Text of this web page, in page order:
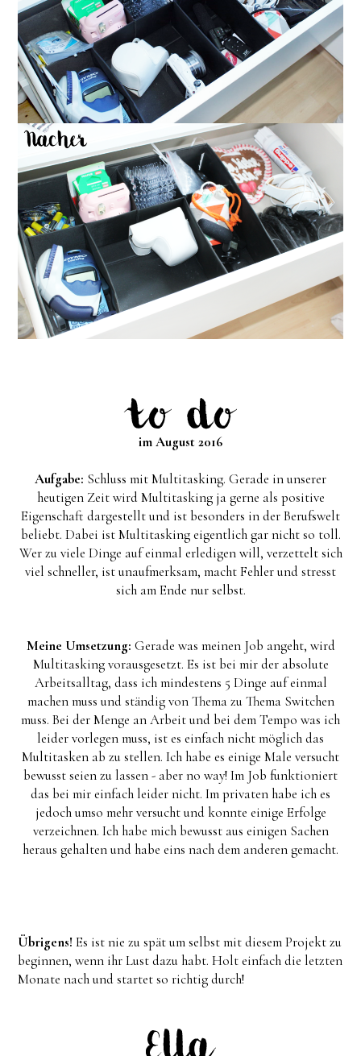
im August2016
Aufgabe: Schluss mit Multitasking. Gerade in unserer
heutigen Zeit wird Multitasking ja gerne als positive
Eigenschaft dargestellt und ist besonders in der Berufswelt
beliebt. Dabei ist Multitasking eigentlich gar nicht so toll.
Wer zu viele Dinge auf einmal erledigen will, verzettelt sich
viel schneller, ist unaufmerksam, macht Fehler und stresst
sich am Ende nur selbst.
Meine Umsetzung: Gerade was meinen Job angeht, wird
Multitasking vorausgesetzt. Es ist bei mir der absolute
Arbeitsalltag, dass ich mindestens 5 Dinge auf einmal
machen muss und ständig von Thema zu Thema Switchen
muss. Bei der Menge an Arbeit und bei dem Tempo was ich
leider vorlegen muss, ist es einfach nicht möglich das
Multitasken ab zu stellen. Ich habe es einige Male versucht
bewusst seien zu lassen - aber no way! Im Job funktioniert
das bei mir einfach leider nicht. Im privaten habe ich es
jedoch umso mehr versucht und konnte einige Erfolge
verzeichnen. Ich habe mich bewusst aus einigen Sachen
heraus gehalten und habe eins nach dem anderen gemacht.
Übrigens!Es ist nie zu spät um selbst mit diesem Projekt zu
beginnen, wenn ihr Lust dazu habt. Holt einfach die letzten
Monate nach und startet so richtig durch!